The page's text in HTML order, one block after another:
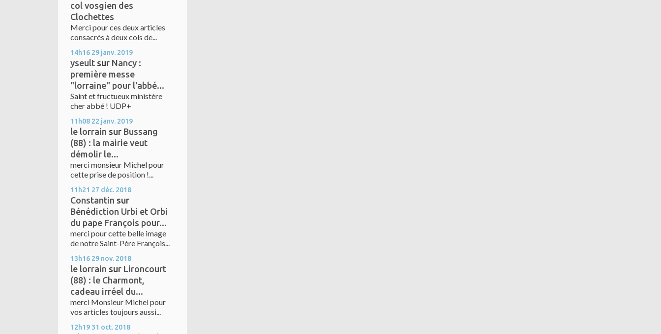
col vosgien des
Clochettes
Merci pour ces deux articles
consacrés à deux cols de...
14h16 29 janv. 2019
yseult sur Nancy :
première messe
"lorraine" pour l'abbé...
Saint et fructueux ministère
cher abbé ! UDP+
11h08 22 janv. 2019
le lorrain sur Bussang
(88) : la mairie veut
démolir le...
merci monsieur Michel pour
cette prise de position !...
11h21 27 déc. 2018
Constantin sur
Bénédiction Urbi et Orbi
du pape François pour...
merci pour cette belle image
de notre Saint-Père François...
13h16 29 nov. 2018
le lorrain sur Lironcourt
(88) : le Charmont,
cadeau irréel du...
merci Monsieur Michel pour
vos articles toujours aussi...
12h19 31 oct. 2018